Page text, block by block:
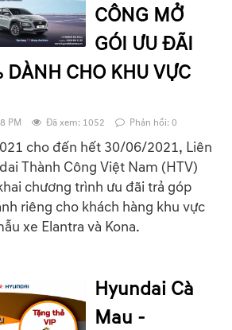
CÔNG MỞ
GÓI ƯU ĐÃI
DÀNH CHO KHU VỰC
PM Đã xem: 1052 Phản hồi: 0
cho đến hết 30/06/2021, Liên
Thành Công Việt Nam (HTV)
chương trình ưu đãi trả góp
riêng cho khách hàng khu vực
xe Elantra và Kona.
Hyundai Cà
Mau -